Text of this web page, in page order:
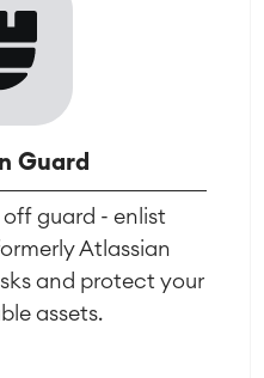
Guard
guard - enlist
Atlassian
and protect your
assets.